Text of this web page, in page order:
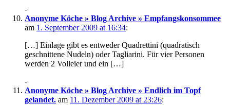
-
Anonyme Köche » Blog Archive » Empfangskonsommee
am 1. September 2009 at 16:34:
[…] Einlage gibt es entweder Quadrettini (quadratisch
geschnittene Nudeln) oder Tagliarini. Für vier Personen
werden 2 Volleier und ein […]
-
Anonyme Köche » Blog Archive » Endlich im Topf
gelandet. am 11. Dezember 2009 at 23:26: